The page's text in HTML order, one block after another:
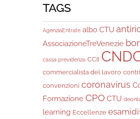
TAGS
AgenziaEntrate albo CTU
AssociazioneTreVenezie
cassa previdenza CCII
commercialista del lavoro
convenzioni coronavirus
Formazione CPO CTU
learning Eccellenze